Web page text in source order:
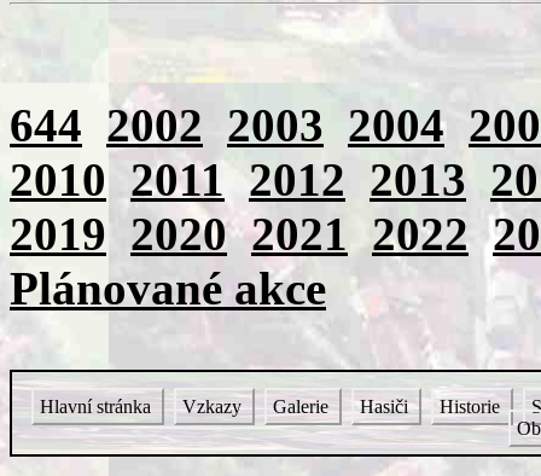
644 2002 2003 2004
2010 2011 2012 2013
2019 2020 2021 2022
Plánované akce
Hlavní stránka Vzkazy Galerie Hasiči Historie